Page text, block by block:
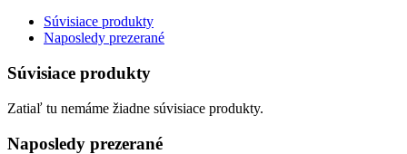
Súvisiace produkty
Naposledy prezerané
Súvisiace produkty
Zatiaľ tu nemáme žiadne súvisiace produkty.
Naposledy prezerané